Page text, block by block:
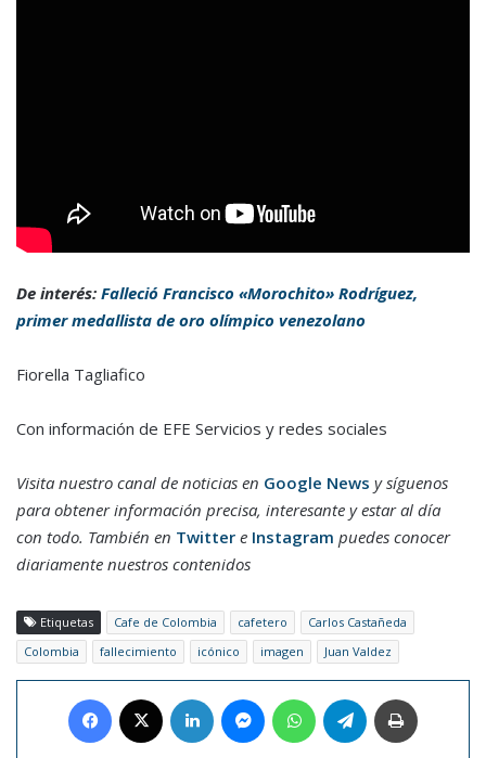
De interés: Falleció Francisco «Morochito» Rodríguez,
primer medallista de oro olímpico venezolano
Fiorella Tagliafico
Con información de EFE Servicios y redes sociales
Visita nuestro canal de noticias en Google News y síguenos
para obtener información precisa, interesante y estar al día
con todo. También en Twitter e Instagram puedes conocer
diariamente nuestros contenidos
Etiquetas Cafe de Colombia cafetero
Carlos Castañeda
Colombia
fallecimiento icónico imagen Juan Valdez
Facebook LinkedIn MessengerWhatsAppTelegram